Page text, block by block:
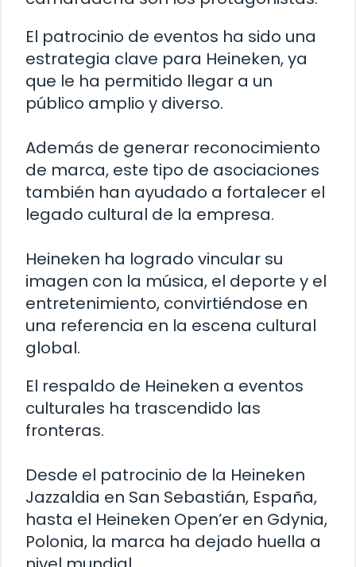
El patrocinio de eventos ha sido una
estrategia clave para Heineken, ya
que le ha permitido llegar a un
público amplio y diverso.
Además de generar reconocimiento
de marca, este tipo de asociaciones
también han ayudado a fortalecer el
legado cultural de la empresa.
Heineken ha logrado vincular su
imagen con la música, el deporte y el
entretenimiento, convirtiéndose en
una referencia en la escena cultural
global.
El respaldo de Heineken a eventos
culturales ha trascendido las
fronteras.
Desde el patrocinio de la Heineken
Jazzaldia en San Sebastián, España,
hasta el Heineken Open’er en Gdynia,
Polonia, la marca ha dejado huella a